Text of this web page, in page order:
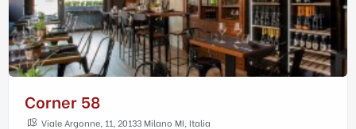
Corner 58
Viale Argonne, 11, 20133 Milano MI, Italia